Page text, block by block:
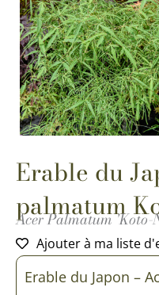
Erable du
palmatum
Acer Palmatum 'Koto-
Ajouter à ma liste
Erable du Japon –
de
de